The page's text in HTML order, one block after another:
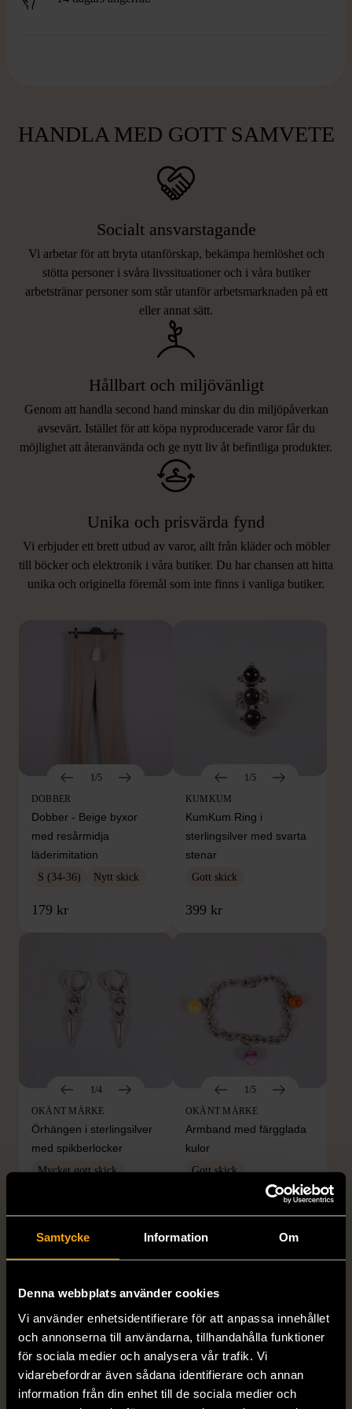
Samtycke Information Om
Denna webbplats använder cookies
Vi använder enhetsidentifierare för att anpassa innehållet
och annonserna till användarna, tillhandahålla funktioner
för sociala medier och analysera vår trafik. Vi
vidarebefordrar även sådana identifierare och annan
information från din enhet till de sociala medier och
HANDLA MED GOTT SAMVETE
Socialt ansvarstagande
Vi arbetar för att bryta utanförskap, bekämpa hemlöshet och
stötta personer i svåra livssituationer och i våra butiker
arbetstränar personer som står utanför arbetsmarknaden på ett
eller annat sätt.
Hållbart och miljövänligt
Genom att handla second hand minskar du din miljöpåverkan
avsevärt. Istället för att köpa nyproducerade varor får du
möjlighet att återanvända och ge nytt liv åt befintliga produkter.
Unika och prisvärda fynd
Vi erbjuder ett brett utbud av varor, allt från kläder och möbler
till böcker och elektronik i våra butiker. Du har chansen att hitta
unika och originella föremål som inte finns i vanliga butiker.
LIKNANDE PRODUKTER
Hitta produkter som påminner om denna
1/5
DOBBER
Dobber - Beige byxor
med resårmidja
läderimitation
S (34-36) Nytt skick
179 kr
1/5
KUMKUM
KumKum Ring i
sterlingsilver med svarta
stenar
Gott skick
399 kr
1/4
OKÄNT MÄRKE
Örhängen i sterlingsilver
med spikberlocker
Mycket gott skick
1/5
OKÄNT MÄRKE
Armband med färgglada
kulor
Gott skick
1/5
1/5